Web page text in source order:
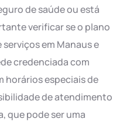
de saúde ou está
verificar se o plano
em Manaus e
credenciada com
horários especiais de
de atendimento
que pode ser uma